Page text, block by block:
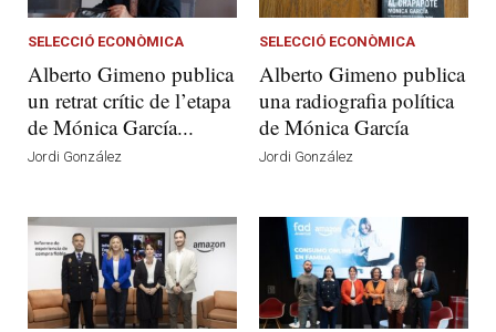
SELECCIÓ ECONÒMICA
Alberto Gimeno publica
un retrat crític de l’etapa
de Mónica García...
Jordi González
SELECCIÓ ECONÒMICA
Alberto Gimeno publica
una radiografia política
de Mónica García
Jordi González